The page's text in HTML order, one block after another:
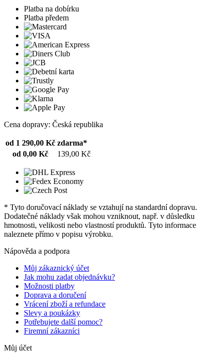
Platba na dobírku
Platba předem
Cena dopravy: Česká republika
od 1 290,00 Kč zdarma*
od 0,00 Kč
139,00 Kč
* Tyto doručovací náklady se vztahují na standardní dopravu.
Dodatečné náklady však mohou vzniknout, např. v důsledku
hmotnosti, velikosti nebo vlastností produktů. Tyto informace
naleznete přímo v popisu výrobku.
Nápověda a podpora
Můj zákaznický účet
Jak mohu zadat objednávku?
Možnosti platby
Doprava a doručení
Vrácení zboží a refundace
Slevy a poukázky
Potřebujete další pomoc?
Firemní zákazníci
Můj účet